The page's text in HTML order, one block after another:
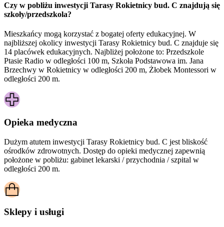
Czy w pobliżu inwestycji Tarasy Rokietnicy bud. C znajdują się
szkoły/przedszkola?
Mieszkańcy mogą korzystać z bogatej oferty edukacyjnej. W
najbliższej okolicy inwestycji Tarasy Rokietnicy bud. C znajduje się
14 placówek edukacyjnych. Najbliżej położone to: Przedszkole
Ptasie Radio w odległości 100 m, Szkoła Podstawowa im. Jana
Brzechwy w Rokietnicy w odległości 200 m, Żłobek Montessori w
odległości 200 m.
Opieka medyczna
Dużym atutem inwestycji Tarasy Rokietnicy bud. C jest bliskość
ośrodków zdrowotnych. Dostęp do opieki medycznej zapewnią
położone w pobliżu: gabinet lekarski / przychodnia / szpital w
odległości 200 m.
Sklepy i usługi